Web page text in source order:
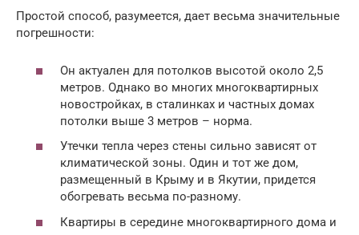
Простой способ, разумеется, дает весьма значительные
погрешности:
Он актуален для потолков высотой около 2,5
метров. Однако во многих многоквартирных
новостройках, в сталинках и частных домах
потолки выше 3 метров – норма.
Утечки тепла через стены сильно зависят от
климатической зоны. Один и тот же дом,
размещенный в Крыму и в Якутии, придется
обогревать весьма по-разному.
Квартиры в середине многоквартирного дома и